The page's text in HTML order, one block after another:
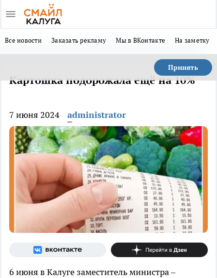
Все новости Заказать рекламу Мы в ВКонтакте На заметку
Принять
Картошка подорожала ещё на 10%
7 июня 2024 administrator
6 июня в Калуге заместитель министра –